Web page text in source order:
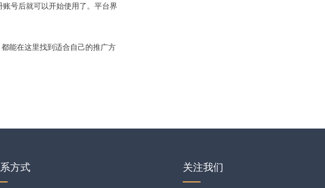
号后就可以开始使用了。平台界
能在这里找到适合自己的推广方
方式 关注我们